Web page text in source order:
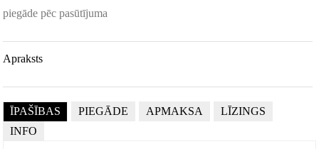
piegāde pēc pasūtījuma
Apraksts
ĪPAŠĪBAS PIEGĀDE APMAKSA
LĪZINGS
INFO